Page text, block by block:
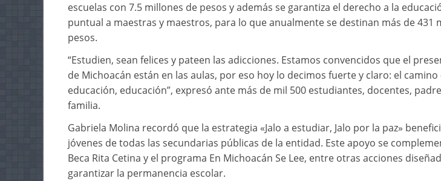
escuelas con 7.5 millones de pesos y además se garantiza el derecho a la
puntual a maestras y maestros, para lo que anualmente se destinan más de 431
pesos.
“Estudien, sean felices y pateen las adicciones. Estamos convencidos que el
de Michoacán están en las aulas, por eso hoy lo decimos fuerte y claro: el camino
educación, educación”, expresó ante más de mil 500 estudiantes, docentes,
familia.
Gabriela Molina recordó que la estrategia «Jalo a estudiar, Jalo por la paz»
jóvenes de todas las secundarias públicas de la entidad. Este apoyo se
Beca Rita Cetina y el programa En Michoacán Se Lee, entre otras acciones
garantizar la permanencia escolar.